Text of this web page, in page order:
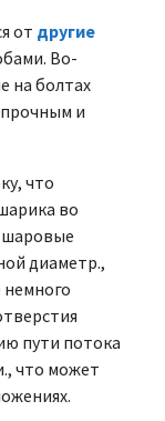
от другие
Во-
на болтах
прочным и
что
во
шаровые
диаметр.,
немного
пути потока
что может